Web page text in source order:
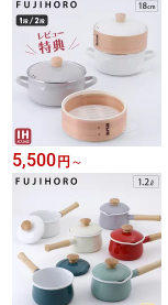
5,500円 ～